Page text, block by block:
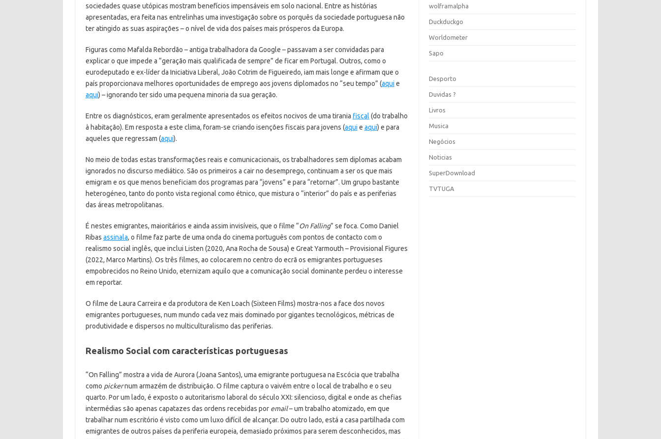
sociedades quase utópicas mostram benefícios impensáveis em solo nacional. Entre as histórias
apresentadas, era feita nas entrelinhas uma investigação sobre os porquês da sociedade portuguesa não
ter atingido as suas aspirações – o nível de vida dos países mais prósperos da Europa.
Figuras como Mafalda Rebordão – antiga trabalhadora da Google – passavam a ser convidadas para
explicar o que impede a “geração mais qualificada de sempre” de ficar em Portugal. Outros, como o
eurodeputado e ex-líder da Iniciativa Liberal, João Cotrim de Figueiredo, iam mais longe e afirmam que o
país proporcionava melhores oportunidades de emprego aos jovens diplomados no “seu tempo” (aqui e
aqui) – ignorando ter sido uma pequena minoria da sua geração.
Entre os diagnósticos, eram geralmente apresentados os efeitos nocivos de uma tirania fiscal (do trabalho
à habitação). Em resposta a este clima, foram-se criando isenções fiscais para jovens (aqui e aqui) e para
aqueles que regressam (aqui).
No meio de todas estas transformações reais e comunicacionais, os trabalhadores sem diplomas acabam
ignorados no discurso mediático. São os primeiros a cair no desemprego, continuam a ser os que mais
emigram e os que menos beneficiam dos programas para “jovens” e para “retornar”. Um grupo bastante
heterogéneo, tanto do ponto vista regional como étnico, que mistura o “interior” do país e as periferias
das áreas metropolitanas.
É nestes emigrantes, maioritários e ainda assim invisíveis, que o filme “On Falling” se foca. Como Daniel
Ribas assinala, o filme faz parte de uma onda do cinema português com pontos de contacto com o
realismo social inglês, que inclui Listen (2020, Ana Rocha de Sousa) e Great Yarmouth – Provisional Figures
(2022, Marco Martins). Os três filmes, ao colocarem no centro do ecrã os emigrantes portugueses
empobrecidos no Reino Unido, eternizam aquilo que a comunicação social dominante perdeu o interesse
em reportar.
O filme de Laura Carreira e da produtora de Ken Loach (Sixteen Films) mostra-nos a face dos novos
emigrantes portugueses, num mundo cada vez mais dominado por gigantes tecnológicos, métricas de
produtividade e dispersos no multiculturalismo das periferias.
Realismo Social com características portuguesas
“On Falling” mostra a vida de Aurora (Joana Santos), uma emigrante portuguesa na Escócia que trabalha
como pickernum armazém de distribuição. O filme captura o vaivém entre o local de trabalho e o seu
quarto. Por um lado, é exposto o autoritarismo laboral do século XXI: silencioso, digital e onde as chefias
intermédias são apenas capatazes das ordens recebidas por email– um trabalho atomizado, em que
trabalhar num escritório é visto como um luxo difícil de alcançar. Do outro lado, está a casa partilhada com
emigrantes de outros países da periferia europeia, demasiado próximos para serem desconhecidos, mas
wolframalpha
Duckduckgo
Worldometer
Sapo
Desporto
Duvidas ?
Livros
Musica
Negócios
Noticias
SuperDownload
TVTUGA